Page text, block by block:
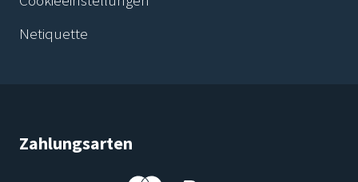
Netiquette
Zahlungsarten